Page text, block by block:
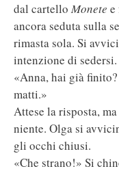
dal cartello Monete e
ancora seduta sulla
rimasta sola. Si
intenzione di sedersi.
«Anna, hai già
matti.»
Attese la risposta,
niente. Olga si
gli occhi chiusi.
«Che strano!» Si